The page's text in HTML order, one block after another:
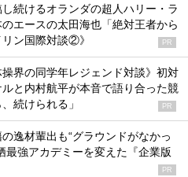
続けるオランダの超人ハリー・ラ
エースの太田海也「絶対王者から
ン国際対談②》
PR
操界の同学年レジェンド対談》初対
と内村航平が本音で語り合った競
続けられる」
PR
の逸材輩出も“グラウンドがなかっ
最強アカデミーを変えた『企業版
PR